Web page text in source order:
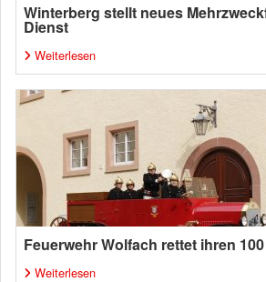
Winterberg stellt neues
Dienst
Weiterlesen
Feuerwehr Wolfach rettet ihren
Weiterlesen